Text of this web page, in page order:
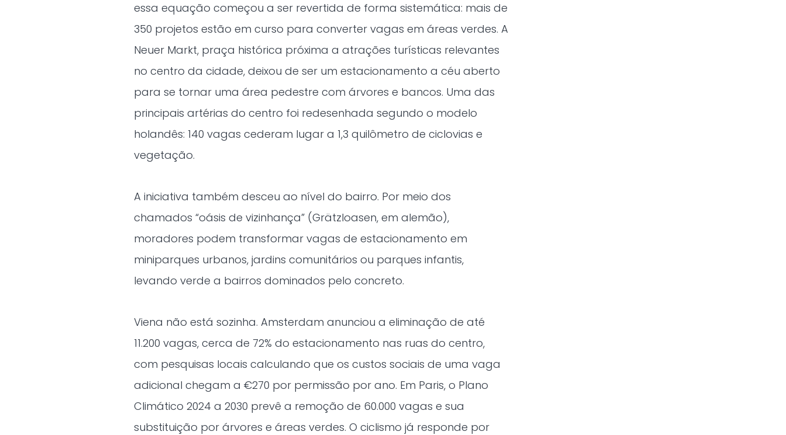
essa equação começou a ser revertida de forma sistemática: mais de
350 projetos estão em curso para converter vagas em áreas verdes. A
Neuer Markt, praça histórica próxima a atrações turísticas relevantes
no centro da cidade, deixou de ser um estacionamento a céu aberto
para se tornar uma área pedestre com árvores e bancos. Uma das
principais artérias do centro foi redesenhada segundo o modelo
holandês: 140 vagas cederam lugar a 1,3 quilômetro de ciclovias e
vegetação.
A iniciativa também desceu ao nível do bairro. Por meio dos
chamados “oásis de vizinhança” (Grätzloasen, em alemão),
moradores podem transformar vagas de estacionamento em
miniparques urbanos, jardins comunitários ou parques infantis,
levando verde a bairros dominados pelo concreto.
Viena não está sozinha. Amsterdam anunciou a eliminação de até
11.200 vagas, cerca de 72% do estacionamento nas ruas do centro,
com pesquisas locais calculando que os custos sociais de uma vaga
adicional chegam a €270 por permissão por ano. Em Paris, o Plano
Climático 2024 a 2030 prevê a remoção de 60.000 vagas e sua
substituição por árvores e áreas verdes. O ciclismo já responde por